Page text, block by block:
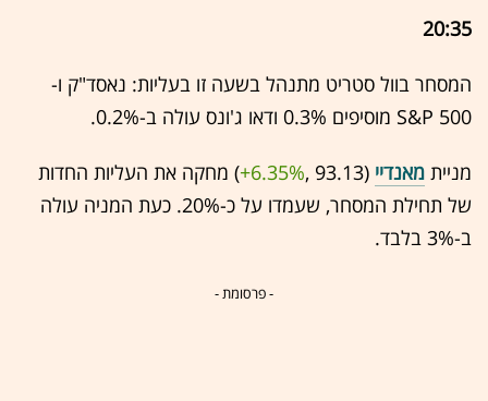
20:35
המסחר בוול סטריט מתנהל בשעה זו בעליות: נאסד"ק ו-
S&P 500 מוסיפים 0.3% ודאו ג'ונס עולה ב-0.2%.
מניית מאנדיי (93.13 ,‎
+6.35%‏) מחקה את העליות החדות
של תחילת המסחר, שעמדו על כ-20%. כעת המניה עולה
ב-3% בלבד.
- פרסומת -